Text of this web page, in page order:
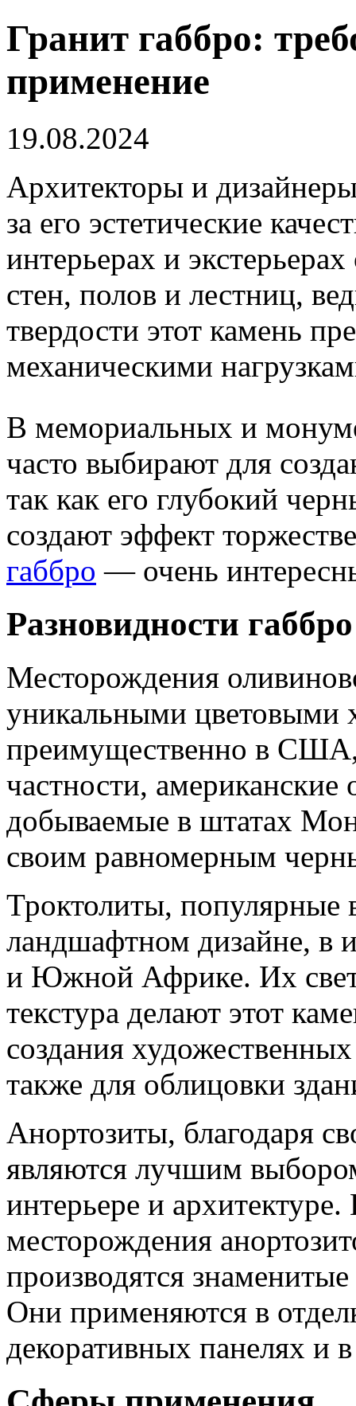
Гранит габбро:
применение
19.08.2024
Архитекторы и
за его эстетические
интерьерах и
стен, полов и лестниц,
твердости этот камень
механическими
В мемориальных и
часто выбирают для
так как его глубокий
создают эффект
габбро — очень
Разновидности габбро
Месторождения
уникальными цветовыми
преимущественно в
частности, американские
добываемые в штатах
своим равномерным
Троктолиты, популярные
ландшафтном дизайне, в
и Южной Африке. Их
текстура делают этот
создания
также для облицовки
Анортозиты, благодаря
являются лучшим
интерьере и
месторождения
производятся
Они применяются в
декоративных панелях и